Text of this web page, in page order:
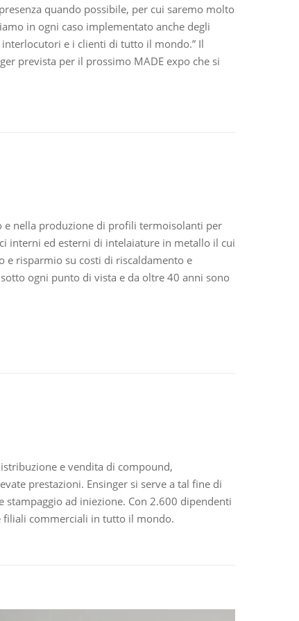
quando possibile, per cui saremo molto
in ogni caso implementato anche degli
e i clienti di tutto il mondo.” Il
prevista per il prossimo MADE expo che si
e nella produzione di profili termoisolanti per
interni ed esterni di intelaiature in metallo il cui
risparmio su costi di riscaldamento e
ogni punto di vista e da oltre 40 anni sono
e vendita di compound,
prestazioni. Ensinger si serve a tal fine di
ad iniezione. Con 2.600 dipendenti
filiali commerciali in tutto il mondo.